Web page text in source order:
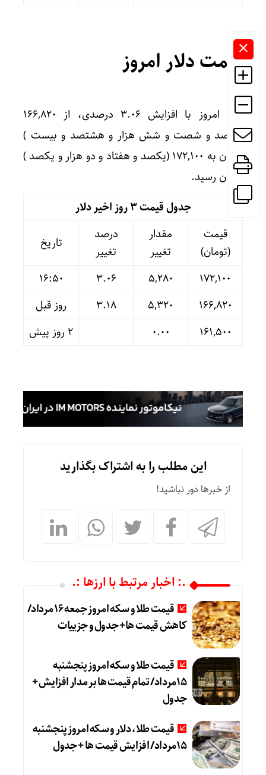
قیمت دلار امروز
دلار امروز با افزایش ۳.۰۶ درصدی، از ۱۶۶,۸۲۰
(یکصد و شصت و شش هزار و هشتصد و بیست )
تومان به ۱۷۲,۱۰۰ (یکصد و هفتاد و دو هزار و یکصد )
تومان رسید.
جدول قیمت 3 روز اخیر دلار
قیمت
(تومان)
مقدار
تغییر
درصد
تغییر
تاریخ
۱۷۲,۱۰۰
۵,۲۸۰ ۳.۰۶
16:50
۱۶۶,۸۲۰
۵,۳۲۰ ۳.۱۸
روز قبل
۱۶۱,۵۰۰
۰.۰۰ ۲ روز پیش
این مطلب را به اشتراک بگذارید
از خبرها دور نباشید!
.: اخبار مرتبط با ارزها :.
قیمت طلا و سکه امروز جمعه ۱۶ مرداد/
کاهش قیمت ها+ جدول و جزییات
قیمت طلا و سکه امروز پنجشنبه
15مرداد/ تمام قیمت ها بر مدار افزایش +
جدول
قیمت طلا، دلار و سکه امروز پنجشنبه
15مرداد/ افزایش قیمت ها + جدول